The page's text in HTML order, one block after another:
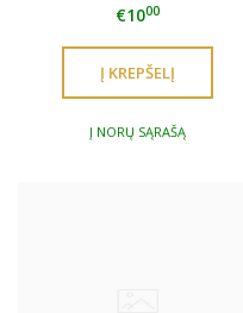
€1000
Į NORŲ SĄRAŠĄ